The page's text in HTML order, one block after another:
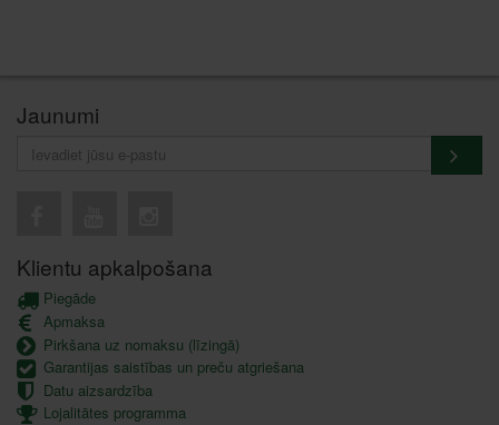
Jaunumi
Klientu apkalpošana
Piegāde
Apmaksa
Pirkšana uz nomaksu (līzingā)
Garantijas saistības un preču atgriešana
Datu aizsardzība
Lojalitātes programma